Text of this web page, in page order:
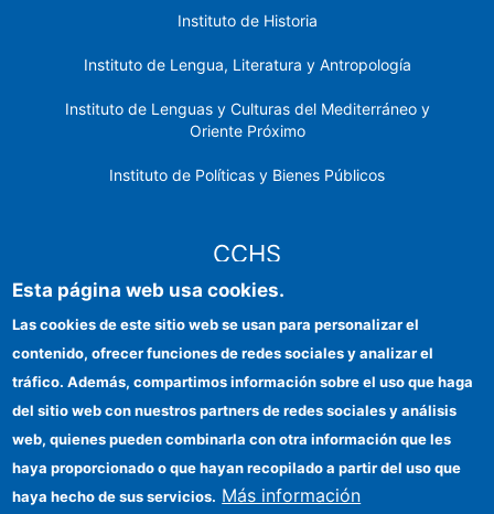
Instituto de Historia
Instituto de Lengua, Literatura y Antropología
Instituto de Lenguas y Culturas del Mediterráneo y
Oriente Próximo
Instituto de Políticas y Bienes Públicos
CCHS
Identidad institucional
Ayudas FEDER
Organismos financiadores
Esta página web usa cookies.
Las cookies de este sitio web se usan para personalizar el
contenido, ofrecer funciones de redes sociales y analizar el
tráfico. Además, compartimos información sobre el uso que haga
del sitio web con nuestros partners de redes sociales y análisis
web, quienes pueden combinarla con otra información que les
haya proporcionado o que hayan recopilado a partir del uso que
haya hecho de sus servicios. Más información